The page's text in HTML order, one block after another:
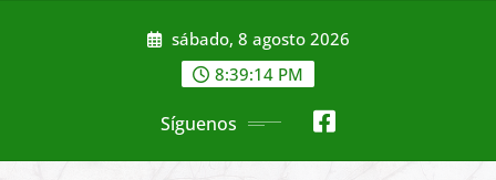
sábado, 8 agosto 2026
8:39:16 PM
Síguenos